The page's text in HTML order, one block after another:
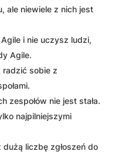
ale niewiele z nich jest
i nie uczysz ludzi,
Agile.
radzić sobie z
zespołów nie jest stała.
najpilniejszymi
dużą liczbę zgłoszeń do